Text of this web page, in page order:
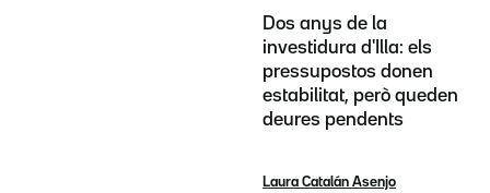
Dos anys de la
investidura d'Illa: els
pressupostos donen
estabilitat, però queden
deures pendents
Laura Catalán Asenjo